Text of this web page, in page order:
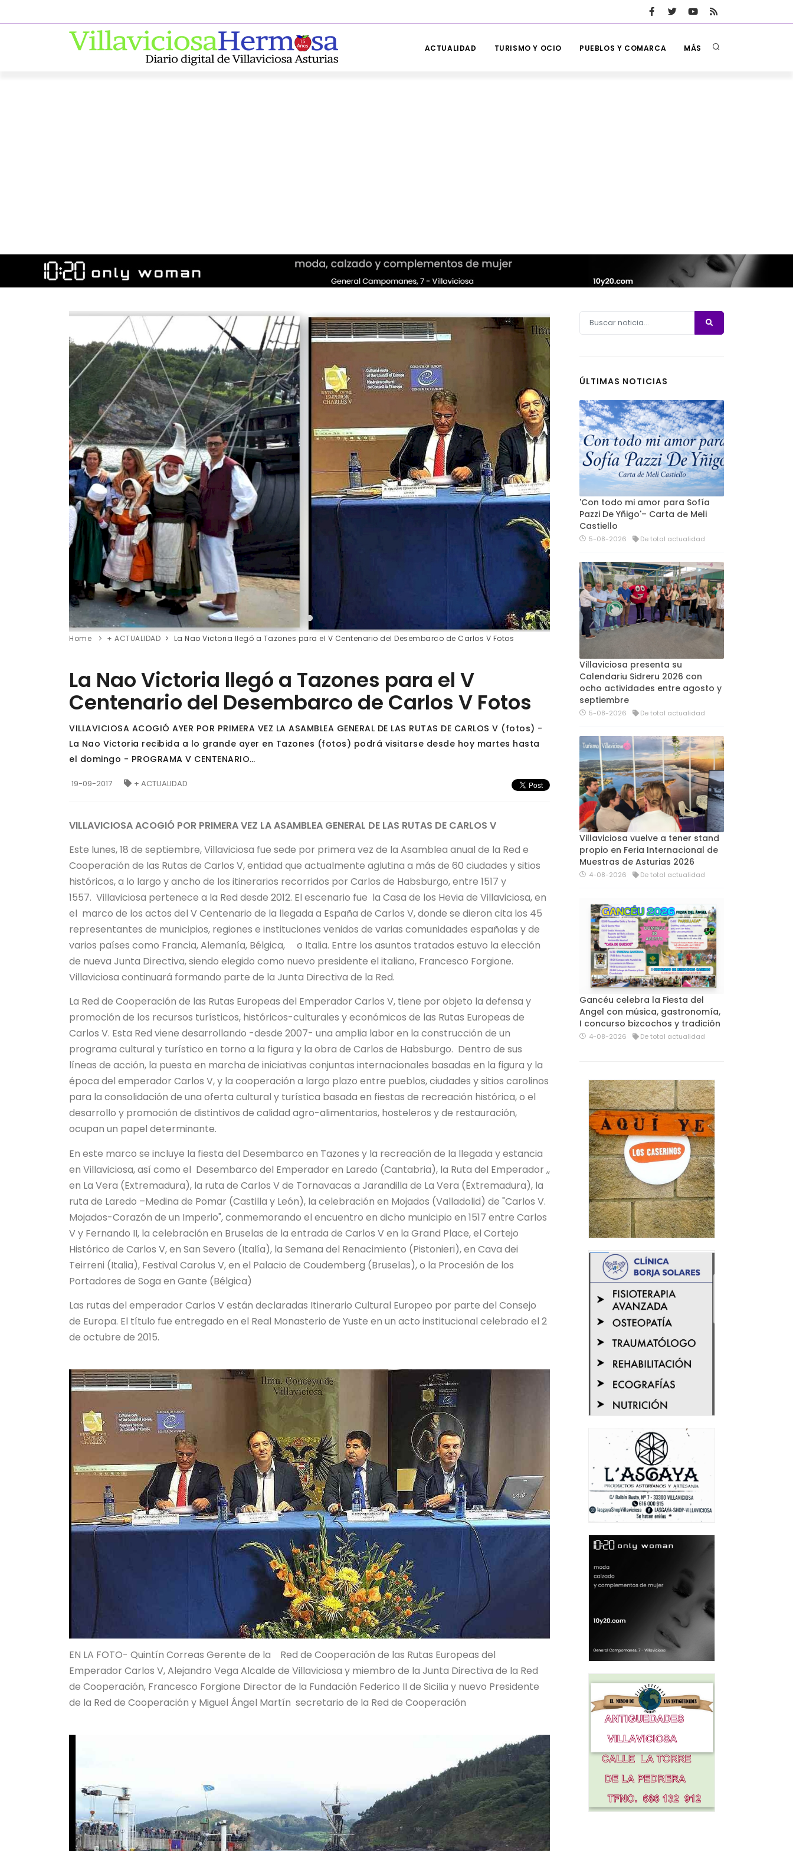
ACTUALIDAD TURISMO Y OCIO PUEBLOS Y COMARCA MÁS
Home + ACTUALIDAD La Nao Victoria llegó a Tazones para el V Centenario del Desembarco de Carlos V Fotos
La Nao Victoria llegó a Tazones para el V
Centenario del Desembarco de Carlos V Fotos
VILLAVICIOSA ACOGIÓ AYER POR PRIMERA VEZ LA ASAMBLEA GENERAL DE LAS RUTAS DE CARLOS V (fotos) -
La Nao Victoria recibida a lo grande ayer en Tazones (fotos) podrá visitarse desde hoy martes hasta
el domingo - PROGRAMA V CENTENARIO…
19-09-2017 + ACTUALIDAD
VILLAVICIOSA ACOGIÓ POR PRIMERA VEZ LA ASAMBLEA GENERAL DE LAS RUTAS DE CARLOS V
Este lunes, 18 de septiembre, Villaviciosa fue sede por primera vez de la Asamblea anual de la Red e
Cooperación de las Rutas de Carlos V, entidad que actualmente aglutina a más de 60 ciudades y sitios
históricos, a lo largo y ancho de los itinerarios recorridos por Carlos de Habsburgo, entre 1517 y
1557. Villaviciosa pertenece a la Red desde 2012. El escenario fue la Casa de los Hevia de Villaviciosa, en
el marco de los actos del V Centenario de la llegada a España de Carlos V, donde se dieron cita los 45
representantes de municipios, regiones e instituciones venidos de varias comunidades españolas y de
varios países como Francia, Alemanía, Bélgica, o Italia. Entre los asuntos tratados estuvo la elección
de nueva Junta Directiva, siendo elegido como nuevo presidente el italiano, Francesco Forgione.
Villaviciosa continuará formando parte de la Junta Directiva de la Red.
La Red de Cooperación de las Rutas Europeas del Emperador Carlos V, tiene por objeto la defensa y
promoción de los recursos turísticos, históricos-culturales y económicos de las Rutas Europeas de
Carlos V. Esta Red viene desarrollando -desde 2007- una amplia labor en la construcción de un
programa cultural y turístico en torno a la figura y la obra de Carlos de Habsburgo. Dentro de sus
líneas de acción, la puesta en marcha de iniciativas conjuntas internacionales basadas en la figura y la
época del emperador Carlos V, y la cooperación a largo plazo entre pueblos, ciudades y sitios carolinos
para la consolidación de una oferta cultural y turística basada en fiestas de recreación histórica, o el
desarrollo y promoción de distintivos de calidad agro-alimentarios, hosteleros y de restauración,
ocupan un papel determinante.
En este marco se incluye la fiesta del Desembarco en Tazones y la recreación de la llegada y estancia
en Villaviciosa, así como el Desembarco del Emperador en Laredo (Cantabria), la Ruta del Emperador ,,
en La Vera (Extremadura), la ruta de Carlos V de Tornavacas a Jarandilla de La Vera (Extremadura), la
ruta de Laredo –Medina de Pomar (Castilla y León), la celebración en Mojados (Valladolid) de "Carlos V.
Mojados-Corazón de un Imperio", conmemorando el encuentro en dicho municipio en 1517 entre Carlos
V y Fernando II, la celebración en Bruselas de la entrada de Carlos V en la Grand Place, el Cortejo
Histórico de Carlos V, en San Severo (Italía), la Semana del Renacimiento (Pistonieri), en Cava dei
Teirreni (Italia), Festival Carolus V, en el Palacio de Coudemberg (Bruselas), o la Procesión de los
Portadores de Soga en Gante (Bélgica)
Las rutas del emperador Carlos V están declaradas Itinerario Cultural Europeo por parte del Consejo
de Europa. El título fue entregado en el Real Monasterio de Yuste en un acto institucional celebrado el 2
de octubre de 2015.
EN LA FOTO- Quintín Correas Gerente de la Red de Cooperación de las Rutas Europeas del
Emperador Carlos V, Alejandro Vega Alcalde de Villaviciosa y miembro de la Junta Directiva de la Red
de Cooperación, Francesco Forgione Director de la Fundación Federico II de Sicilia y nuevo Presidente
de la Red de Cooperación y Miguel Ángel Martín secretario de la Red de Cooperación
ÚLTIMAS NOTICIAS
'Con todo mi amor para Sofía
Pazzi De Yñigo'– Carta de Meli
Castiello
5-08-2026 De total actualidad
Villaviciosa presenta su
Calendariu Sidreru 2026 con
ocho actividades entre agosto y
septiembre
5-08-2026 De total actualidad
Villaviciosa vuelve a tener stand
propio en Feria Internacional de
Muestras de Asturias 2026
4-08-2026 De total actualidad
Gancéu celebra la Fiesta del
Angel con música, gastronomía,
I concurso bizcochos y tradición
4-08-2026 De total actualidad